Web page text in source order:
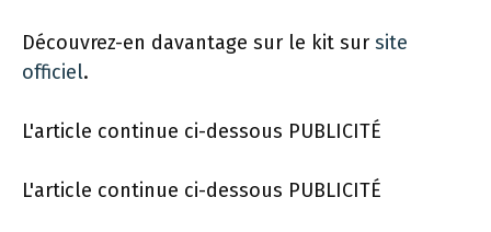
Découvrez-en davantage sur le kit sur site
officiel.
L'article continue ci-dessous PUBLICITÉ
L'article continue ci-dessous PUBLICITÉ